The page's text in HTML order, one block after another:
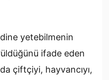
yetebilmenin
ifade eden
çiftçiyi, hayvancıyı,